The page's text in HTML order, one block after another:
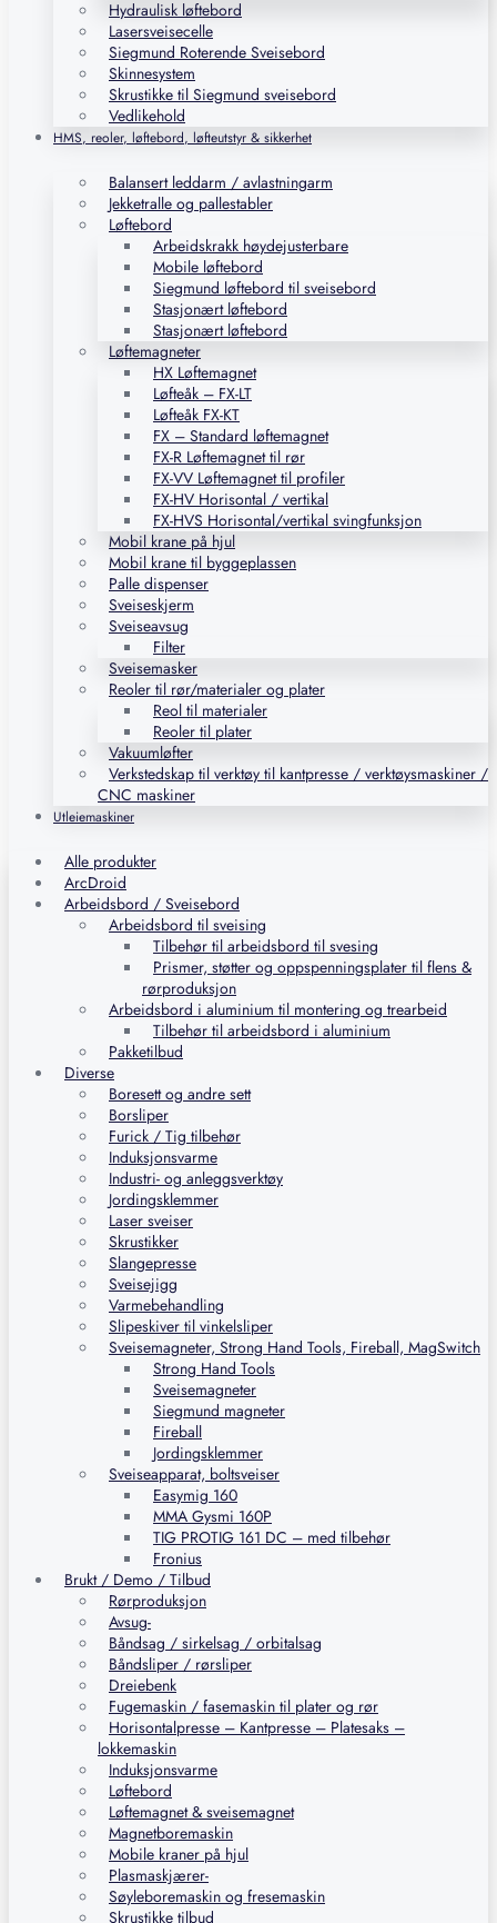
Hydraulisk løftebord
Lasersveisecelle
Siegmund Roterende Sveisebord
Skinnesystem
Skrustikke til Siegmund sveisebord
Vedlikehold
HMS, reoler, løftebord, løfteutstyr & sikkerhet
Balansert leddarm / avlastningarm
Jekketralle og pallestabler
Løftebord
Arbeidskrakk høydejusterbare
Mobile løftebord
Siegmund løftebord til sveisebord
Stasjonært løftebord
Stasjonært løftebord
Løftemagneter
HX Løftemagnet
Løfteåk – FX-LT
Løfteåk FX-KT
FX – Standard løftemagnet
FX-R Løftemagnet til rør
FX-VV Løftemagnet til profiler
FX-HV Horisontal / vertikal
FX-HVS Horisontal/vertikal svingfunksjon
Mobil krane på hjul
Mobil krane til byggeplassen
Palle dispenser
Sveiseskjerm
Sveiseavsug
Filter
Sveisemasker
Reoler til rør/materialer og plater
Reol til materialer
Reoler til plater
Vakuumløfter
Verkstedskap til verktøy til kantpresse / verktøysmaskiner /
CNC maskiner
Utleiemaskiner
Alle produkter
ArcDroid
Arbeidsbord / Sveisebord
Arbeidsbord til sveising
Tilbehør til arbeidsbord til svesing
Prismer, støtter og oppspenningsplater til flens &
rørproduksjon
Arbeidsbord i aluminium til montering og trearbeid
Tilbehør til arbeidsbord i aluminium
Pakketilbud
Diverse
Boresett og andre sett
Borsliper
Furick / Tig tilbehør
Induksjonsvarme
Industri- og anleggsverktøy
Jordingsklemmer
Laser sveiser
Skrustikker
Slangepresse
Sveisejigg
Varmebehandling
Slipeskiver til vinkelsliper
Sveisemagneter, Strong Hand Tools, Fireball, MagSwitch
Strong Hand Tools
Sveisemagneter
Siegmund magneter
Fireball
Jordingsklemmer
Sveiseapparat, boltsveiser
Easymig 160
MMA Gysmi 160P
TIG PROTIG 161 DC – med tilbehør
Fronius
Brukt / Demo / Tilbud
Rørproduksjon
Avsug-
Båndsag / sirkelsag / orbitalsag
Båndsliper / rørsliper
Dreiebenk
Fugemaskin / fasemaskin til plater og rør
Horisontalpresse – Kantpresse – Platesaks –
lokkemaskin
Induksjonsvarme
Løftebord
Løftemagnet & sveisemagnet
Magnetboremaskin
Mobile kraner på hjul
Plasmaskjærer-
Søyleboremaskin og fresemaskin
Skrustikke tilbud